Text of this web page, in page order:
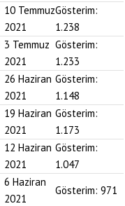
10 Temmuz
2021
Gösterim:
1.238
3 Temmuz
2021
Gösterim:
1.233
26 Haziran
2021
Gösterim:
1.148
19 Haziran
2021
Gösterim:
1.173
12 Haziran
2021
Gösterim:
1.047
6 Haziran
2021
Gösterim: 971